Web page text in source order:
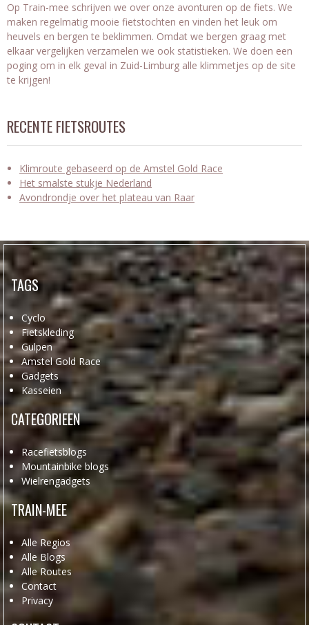
Op Train-mee schrijven we over onze avonturen op de fiets. We
maken regelmatig mooie fietstochten en vinden het leuk om
heuvels en bergen te beklimmen. Omdat we bergen graag met
elkaar vergelijken verzamelen we ook statistieken. We doen een
poging om in elk geval in Zuid-Limburg alle klimmetjes op de site
te krijgen!
RECENTE FIETSROUTES
Klimroute gebaseerd op de Amstel Gold Race
Het smalste stukje Nederland
Avondrondje over het plateau van Raar
TAGS
Cyclo
Fietskleding
Gulpen
Amstel Gold Race
Gadgets
Kasseien
CATEGORIEEN
Racefietsblogs
Mountainbike blogs
Wielrengadgets
TRAIN-MEE
Alle Regios
Alle Blogs
Alle Routes
Contact
Privacy